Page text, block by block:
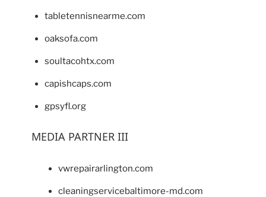
tabletennisnearme.com
oaksofa.com
soultacohtx.com
capishcaps.com
gpsyfl.org
MEDIA PARTNER III
vwrepairarlington.com
cleaningservicebaltimore-md.com